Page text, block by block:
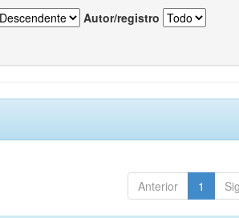
Autor/registro
Anterior 1